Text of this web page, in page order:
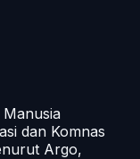
dan Komnas
Argo,